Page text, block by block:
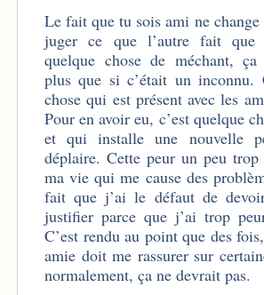
Le fait que tu sois ami ne
juger ce que l’autre fait que
quelque chose de méchant, ça
plus que si c’était un inconnu.
chose qui est présent avec les
Pour en avoir eu, c’est quelque
et qui installe une nouvelle
déplaire. Cette peur un peu trop
ma vie qui me cause des
fait que j’ai le défaut de
justifier parce que j’ai trop
C’est rendu au point que des
amie doit me rassurer sur
normalement, ça ne devrait pas.